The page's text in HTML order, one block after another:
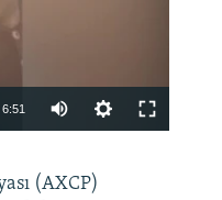
available
6:51
360p
(AXCP)